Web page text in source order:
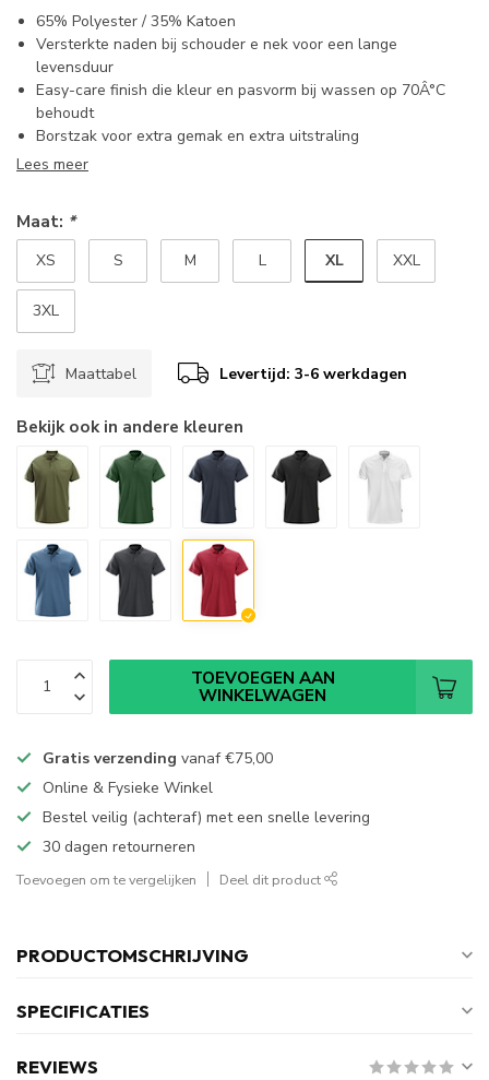
65% Polyester / 35% Katoen
Versterkte naden bij schouder e nek voor een lange
levensduur
Easy-care finish die kleur en pasvorm bij wassen op 70Â°C
behoudt
Borstzak voor extra gemak en extra uitstraling
Lees meer
Maat: *
XS S M L XL XXL
3XL
Maattabel Levertijd: 3-6 werkdagen
Bekijk ook in andere kleuren
TOEVOEGEN AAN
WINKELWAGEN
Gratis verzending vanaf€75,00
Online & Fysieke Winkel
Bestel veilig (achteraf) met een snelle levering
30 dagen retourneren
Toevoegen om te vergelijken Deel dit product
PRODUCTOMSCHRIJVING
SPECIFICATIES
REVIEWS